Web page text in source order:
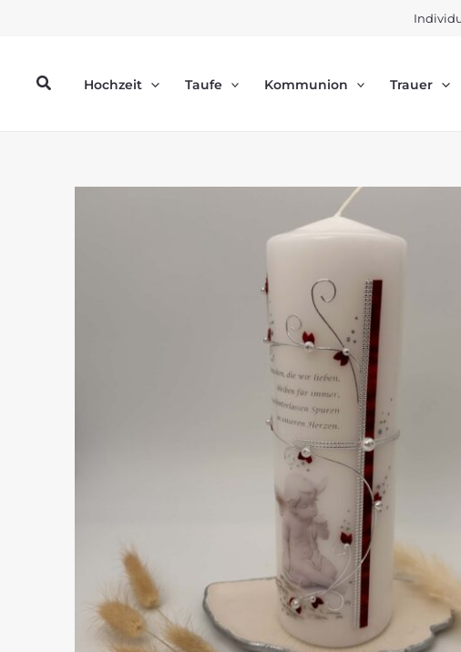
SuchenHochzeit Taufe Kommunion Trauer